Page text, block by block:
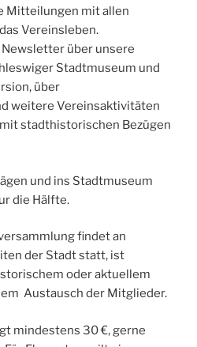
Mitteilungen mit allen
Vereinsleben.
über unsere
Stadtmuseum und
über
weitere Vereinsaktivitäten
stadthistorischen Bezügen
und ins Stadtmuseum
die Hälfte.
findet an
der Stadt statt, ist
oder aktuellem
Austausch der Mitglieder.
mindestens 30 €, gerne